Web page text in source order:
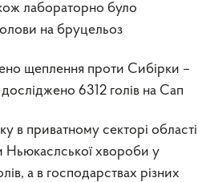
лабораторно було
на бруцельоз
щеплення проти Сибірки –
досліджено 6312 голів на Сап
в приватному секторі області
Ньюкаслської хвороби у
а в господарствах різних